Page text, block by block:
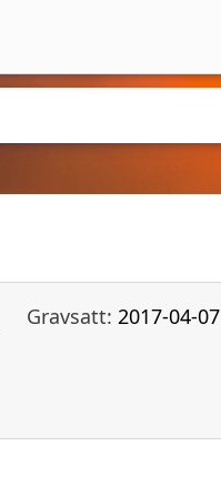
Gravsatt: 2017-04-07